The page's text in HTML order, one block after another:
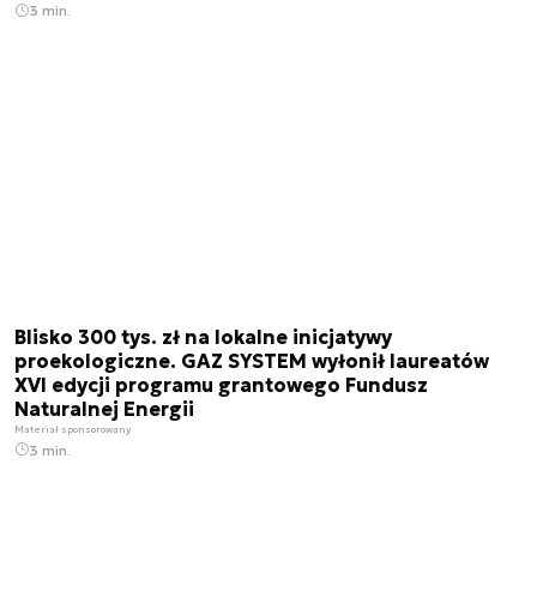
3 min.
Blisko 300 tys. zł na lokalne inicjatywy
proekologiczne. GAZ SYSTEM wyłonił laureatów
XVI edycji programu grantowego Fundusz
Naturalnej Energii
Materiał sponsorowany
3 min.